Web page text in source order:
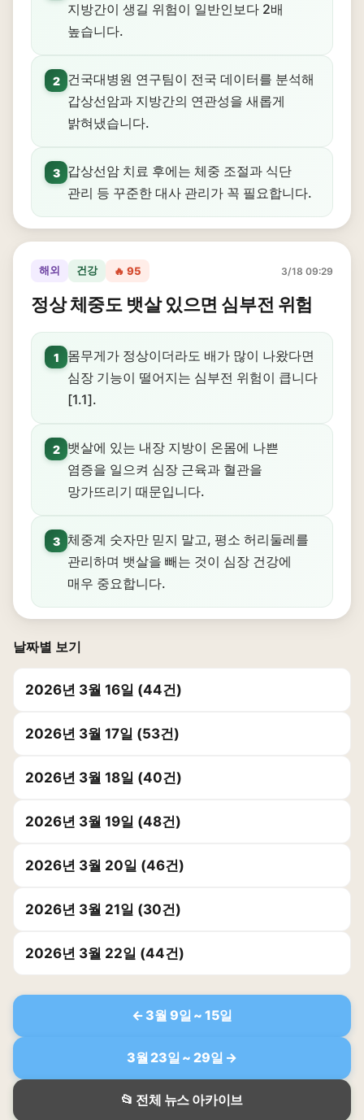
지방간이 생길 위험이 일반인보다 2배
높습니다.
2
건국대병원 연구팀이 전국 데이터를 분석해
갑상선암과 지방간의 연관성을 새롭게
밝혀냈습니다.
3
갑상선암 치료 후에는 체중 조절과 식단
관리 등 꾸준한 대사 관리가 꼭 필요합니다.
해외 건강 🔥 95 3/18 09:29
정상 체중도 뱃살 있으면 심부전 위험
1
몸무게가 정상이더라도 배가 많이 나왔다면
심장 기능이 떨어지는 심부전 위험이 큽니다
[1.1].
2
뱃살에 있는 내장 지방이 온몸에 나쁜
염증을 일으켜 심장 근육과 혈관을
망가뜨리기 때문입니다.
3 체중계 숫자만 믿지 말고, 평소 허리둘레를
관리하며 뱃살을 빼는 것이 심장 건강에
매우 중요합니다.
날짜별 보기
2026년 3월 16일 (44건)
2026년 3월 17일 (53건)
2026년 3월 18일 (40건)
2026년 3월 19일 (48건)
2026년 3월 20일 (46건)
2026년 3월 21일 (30건)
2026년 3월 22일 (44건)
← 3월 9일 ~ 15일
3월 23일 ~ 29일 →
📂 전체 뉴스 아카이브